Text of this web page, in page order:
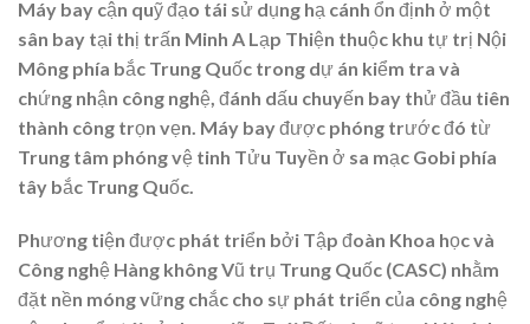
Máy bay cận quỹ đạo tái sử dụng hạ cánh ổn định ở một
sân bay tại thị trấn Minh A Lạp Thiện thuộc khu tự trị Nội
Mông phía bắc Trung Quốc trong dự án kiểm tra và
chứng nhận công nghệ, đánh dấu chuyến bay thử đầu tiên
thành công trọn vẹn. Máy bay được phóng trước đó từ
Trung tâm phóng vệ tinh Tửu Tuyền ở sa mạc Gobi phía
tây bắc Trung Quốc.
Phương tiện được phát triển bởi Tập đoàn Khoa học và
Công nghệ Hàng không Vũ trụ Trung Quốc (CASC) nhằm
đặt nền móng vững chắc cho sự phát triển của công nghệ